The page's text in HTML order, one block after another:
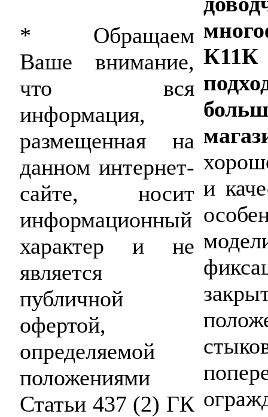
* Обращаем
Ваше внимание,
что вся
информация,
размещенная на
данном интернет-
сайте, носит
информационный
характер и не
является
публичной
офертой,
определяемой
положениями
Статьи 437 (2) ГК
К11К
и